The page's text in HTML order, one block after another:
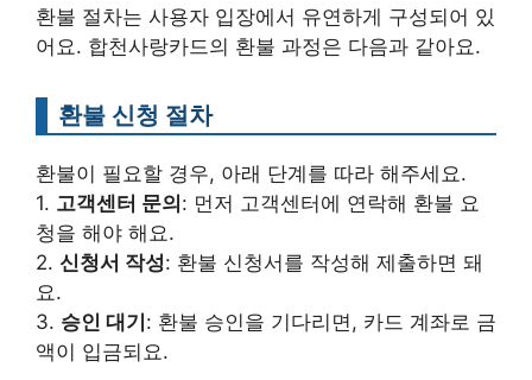
환불 절차는 사용자 입장에서 유연하게 구성되어 있
어요. 합천사랑카드의 환불 과정은 다음과 같아요.
환불 신청 절차
환불이 필요할 경우, 아래 단계를 따라 해주세요.
1. 고객센터 문의 : 먼저 고객센터에 연락해 환불 요
청을 해야 해요.
2. 신청서 작성: 환불 신청서를 작성해 제출하면 돼
요.
3. 승인 대기 : 환불 승인을 기다리면, 카드 계좌로 금
액이 입금되요.